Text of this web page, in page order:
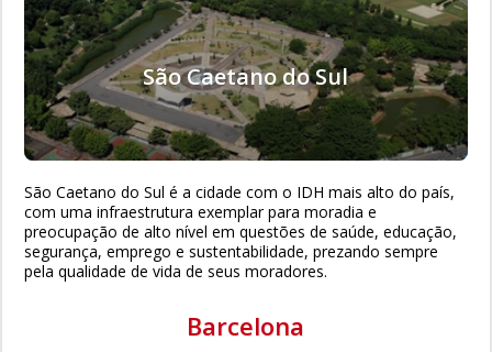
São Caetano do Sul
São Caetano do Sul é a cidade com o IDH mais alto do país,
com uma infraestrutura exemplar para moradia e
preocupação de alto nível em questões de saúde, educação,
segurança, emprego e sustentabilidade, prezando sempre
pela qualidade de vida de seus moradores.
Barcelona